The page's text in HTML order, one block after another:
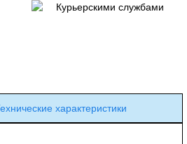
Курьерскими службами
характеристики